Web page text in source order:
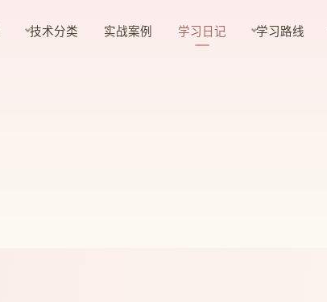
技术分类 实战案例 学习日记 学习路线